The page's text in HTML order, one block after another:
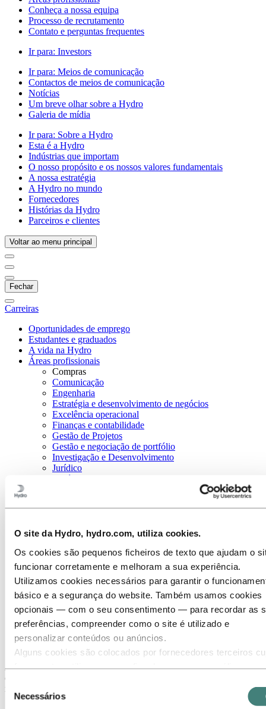
O site da Hydro, hydro.com, utiliza cookies.
Os cookies são pequenos ficheiros de texto que ajudam o
funcionar corretamente e melhoram a sua experiência.
Utilizamos cookies necessários para garantir o
básico e a segurança do website. Também usamos cookies
opcionais — com o seu consentimento — para recordar as
preferências, compreender como o site é utilizado e
personalizar conteúdos ou anúncios.
Alguns cookies são colocados por fornecedores terceiros
recolhidas através da sua utilização do nosso site com
Necessários
Conheça a nossa equipa
Processo de recrutamento
Contato e perguntas frequentes
Ir para: Investors
Ir para: Meios de comunicação
Contactos de meios de comunicação
Notícias
Um breve olhar sobre a Hydro
Galeria de mídia
Ir para: Sobre a Hydro
Esta é a Hydro
Indústrias que importam
O nosso propósito e os nossos valores fundamentais
A nossa estratégia
A Hydro no mundo
Fornecedores
Histórias da Hydro
Parceiros e clientes
Voltar ao menu principal
Fechar
Carreiras
Oportunidades de emprego
Estudantes e graduados
A vida na Hydro
Áreas profissionais
Compras
Comunicação
Engenharia
Estratégia e desenvolvimento de negócios
Excelência operacional
Finanças e contabilidade
Gestão de Projetos
Gestão e negociação de portfólio
Investigação e Desenvolvimento
Jurídico
Logística
Saúde, Segurança e Meio Ambiente (HSE)
Tecnologia da Informação
Conheça a nossa equipa
Processo de recrutamento
Carreiras
Áreas profissionais
Compras
As Compras na Hydro garantem que adquirimos os bens e serviços
certos para apoiar as nossas operações de forma eficiente e
responsável.